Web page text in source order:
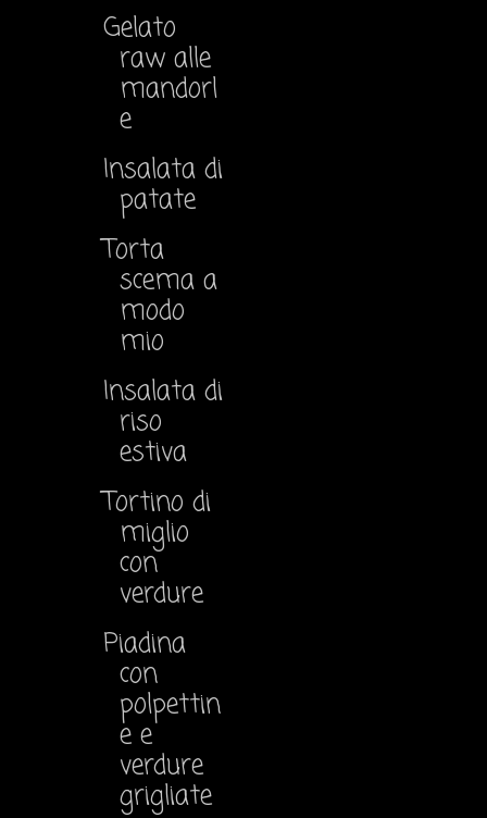
Gelato
raw alle
mandorl
e
Insalata di
patate
Torta
scema a
modo
mio
Insalata di
riso
estiva
Tortino di
miglio
con
verdure
Piadina
con
polpettin
e e
verdure
grigliate